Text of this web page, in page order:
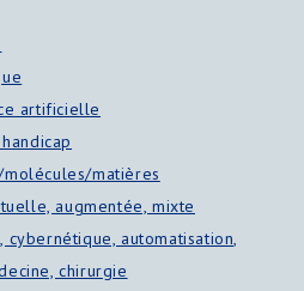
artificielle
matières
augmentée, mixte
cybernétique, automatisation,
chirurgie